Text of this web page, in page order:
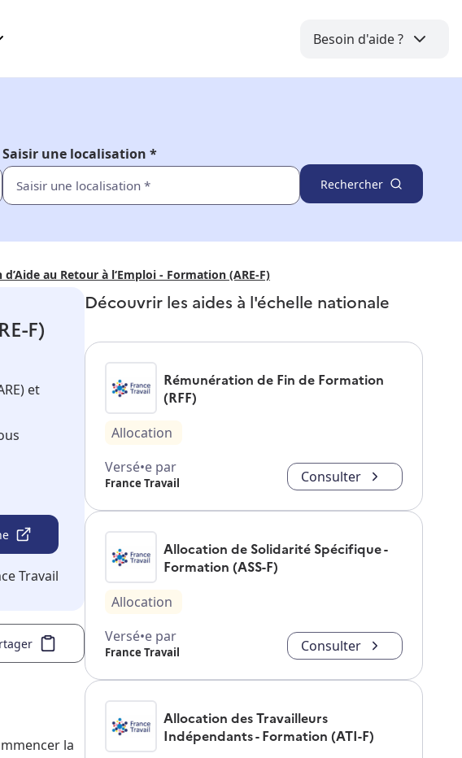
Besoin d'aide ?
Saisir une localisation *
Rechercher
au Retour à l‘Emploi - Formation (ARE-F)
F)
et
Travail
la
Découvrir les aides à l'échelle nationale
Rémunération de Fin de Formation
(RFF)
Allocation
Versé•e par
France Travail Consulter
Allocation de Solidarité Spécifique -
Formation (ASS-F)
Allocation
Versé•e par
France Travail Consulter
Allocation des Travailleurs
Indépendants - Formation (ATI-F)